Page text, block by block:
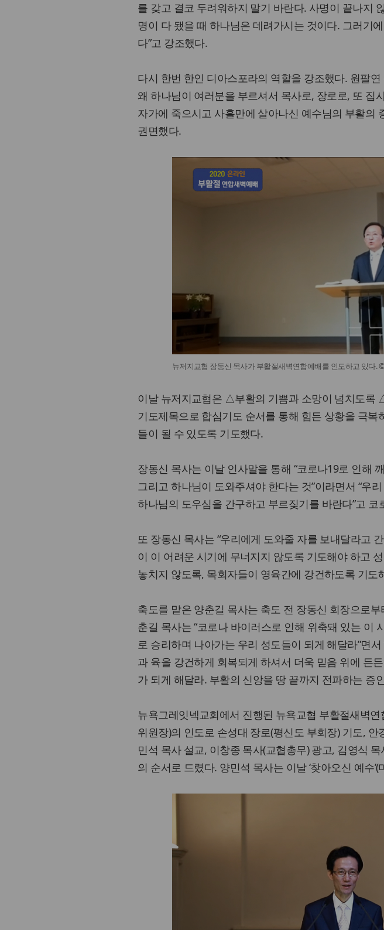
를 갖고 결코 두려워하지 말기 바란다. 사명이 끝나지
명이 다 됐을 때 하나님은 데려가시는 것이다. 그러기
다”고 강조했다.
다시 한번 한인 디아스포라의 역할을 강조했다. 원팔
왜 하나님이 여러분을 부르셔서 목사로, 장로로, 또 집
자가에 죽으시고 사흘만에 살아나신 예수님의 부활의
권면했다.
뉴저지교협 장동신 목사가 부활절새벽연합예배를 인도하고 있다.
이날 뉴저지교협은 △부활의 기쁨과 소망이 넘치도록
기도제목으로 합심기도 순서를 통해 힘든 상황을 극복
들이 될 수 있도록 기도했다.
장동신 목사는 이날 인사말을 통해 “코로나19로 인해
그리고 하나님이 도와주셔야 한다는 것”이라면서 “우
하나님의 도우심을 간구하고 부르짖기를 바란다”고
또 장동신 목사는 “우리에게 도와줄 자를 보내달라고
이 이 어려운 시기에 무너지지 않도록 기도해야 하고
놓치지 않도록, 목회자들이 영육간에 강건하도록 기도
축도를 맡은 양춘길 목사는 축도 전 장동신 회장으로
춘길 목사는 “코로나 바이러스로 인해 위축돼 있는 이
로 승리하며 나아가는 우리 성도들이 되게 해달라”면
과 육을 강건하게 회복되게 하셔서 더욱 믿음 위에 든
가 되게 해달라. 부활의 신앙을 땅 끝까지 전파하는 증
뉴욕그레잇넥교회에서 진행된 뉴욕교협 부활절새벽
위원장)의 인도로 손성대 장로(평신도 부회장) 기도,
민석 목사 설교, 이창종 목사(교협총무) 광고, 김영식
의 순서로 드렸다. 양민석 목사는 이날 ‘찾아오신 예수